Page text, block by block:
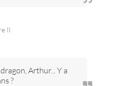
II
Arthur... Y a
?